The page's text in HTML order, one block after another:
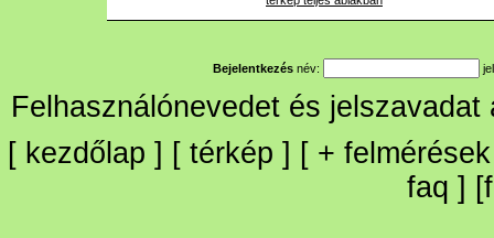
Bejelentkezés név:
Felhasználónevedet és
[ kezdőlap ] [ térkép ] [ + felmérések
faq ] [